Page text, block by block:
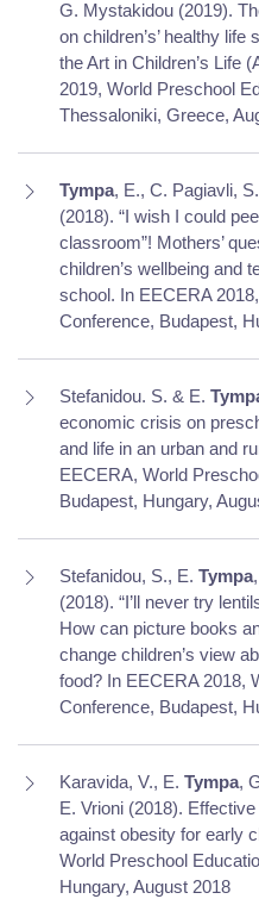
G. Mystakidou (2019).
on children’s’ healthy
the Art in Children’s Life
2019, World Preschool
Thessaloniki, Greece,
Tympa, E., C. Pagiavli,
(2018). “I wish I could
classroom”! Mothers’
children’s wellbeing and
school. In EECERA
Conference, Budapest,
Stefanidou. S. & E.
economic crisis on
and life in an urban and
EECERA, World
Budapest, Hungary,
Stefanidou, S., E. Tympa
(2018). “I’ll never try
How can picture books
change children’s view
food? In EECERA 2018,
Conference, Budapest,
Karavida, V., E. Tympa,
E. Vrioni (2018).
against obesity for early
World Preschool
Hungary, August 2018